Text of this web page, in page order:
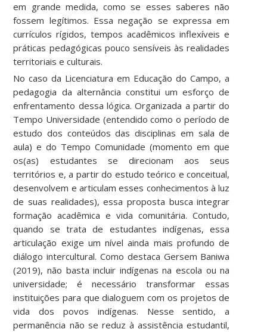
em grande medida, como se esses saberes não
fossem legítimos. Essa negação se expressa em
currículos rígidos, tempos acadêmicos inflexíveis e
práticas pedagógicas pouco sensíveis às realidades
territoriais e culturais.
No caso da Licenciatura em Educação do Campo, a
pedagogia da alternância constitui um esforço de
enfrentamento dessa lógica. Organizada a partir do
Tempo Universidade (entendido como o período de
estudo dos conteúdos das disciplinas em sala de
aula) e do Tempo Comunidade (momento em que
os(as) estudantes se direcionam aos seus
territórios e, a partir do estudo teórico e conceitual,
desenvolvem e articulam esses conhecimentos à luz
de suas realidades), essa proposta busca integrar
formação acadêmica e vida comunitária. Contudo,
quando se trata de estudantes indígenas, essa
articulação exige um nível ainda mais profundo de
diálogo intercultural. Como destaca Gersem Baniwa
(2019), não basta incluir indígenas na escola ou na
universidade; é necessário transformar essas
instituições para que dialoguem com os projetos de
vida dos povos indígenas. Nesse sentido, a
permanência não se reduz à assistência estudantil,